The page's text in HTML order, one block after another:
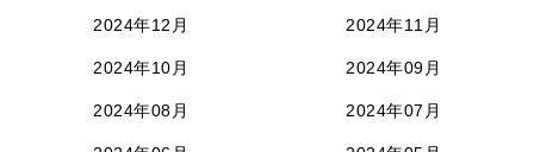
2024年12月 2024年11月
2024年10月 2024年09月
2024年08月 2024年07月